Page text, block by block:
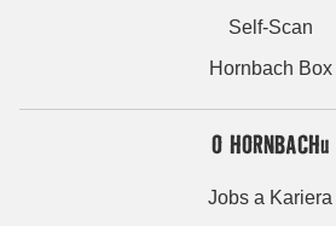
Self-Scan
Hornbach Box
O HORNBACHu
Jobs a Kariera